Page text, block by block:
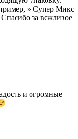
» Супер Микс
за вежливое
и огромные